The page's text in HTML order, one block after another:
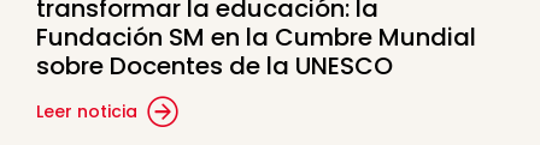
transformar la educación: la
Fundación SM en la Cumbre Mundial
sobre Docentes de la UNESCO
Leer noticia